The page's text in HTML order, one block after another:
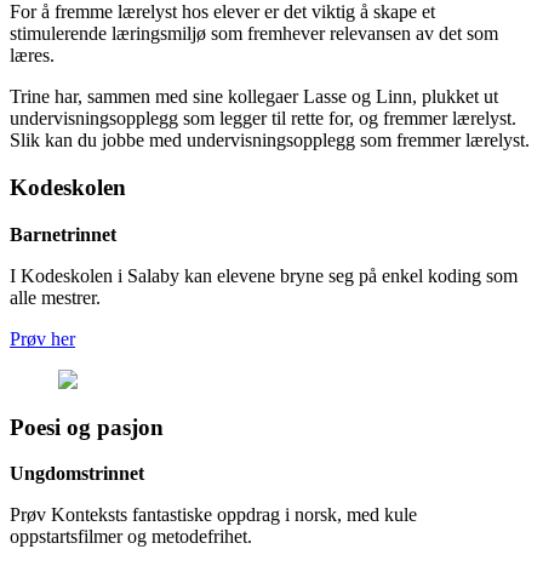
For å fremme lærelyst hos elever er det viktig å skape et
stimulerende læringsmiljø som fremhever relevansen av det som
læres.
Trine har, sammen med sine kollegaer Lasse og Linn, plukket ut
undervisningsopplegg som legger til rette for, og fremmer lærelyst.
Slik kan du jobbe med undervisningsopplegg som fremmer lærelyst.
Kodeskolen
Barnetrinnet
I Kodeskolen i Salaby kan elevene bryne seg på enkel koding som
alle mestrer.
Prøv her
Poesi og pasjon
Ungdomstrinnet
Prøv Konteksts fantastiske oppdrag i norsk, med kule
oppstartsfilmer og metodefrihet.